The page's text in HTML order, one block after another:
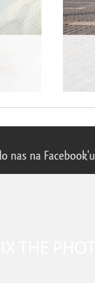
nas na Facebook'u